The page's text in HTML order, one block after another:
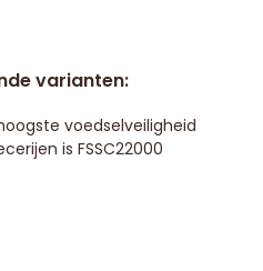
varianten:
voedselveiligheid
is FSSC22000